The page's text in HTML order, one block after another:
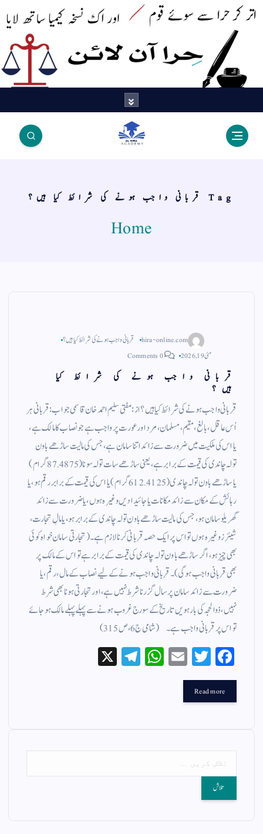
اک نسخہ کیمیا ساتھ لایا
Tag قربانی واجب ہونے کی شرائط کیا ہیں؟
Home
hira-online.com
قربانی واجب ہونے کی شرائط کیا ہیں؟
مئی 19, 2026
0 Comments
قربانی واجب ہونے کی شرائط کیا
ہیں؟
قربانی واجب ہونے کی شرائط کیا ہیں؟ از : مفتی سلیم احمد خان قاسمی جواب:قربانی ہر
اُس عاقل ، بالغ ، مقیم، مسلمان، مرد اور عورت پر واجب ہے جو نصاب کا مالک ہے ،
یا اس کی ملکیت میں ضرورت سے زائد اتنا سامان ہے، جس کی مالیت ساڑھے باون
تولہ چاندی کی قیمت کے برابر ہے، یعنی ساڑھے سات تولہ سونا (87.4875گرام )
یا ساڑھے باون تولہ چاندی (612.4125گرام ) یا اس کی قیمت کے برابر رقم ہو ، یا
رہائش کے مکان سے زائد مکانات یا جائیدادیں وغیرہ ہوں، یا ضرورت سے زائد
گھریلو سامان ہو ، جس کی مالیت ساڑھے باون تولہ چاندی کے برابر ہو، یا مالِ تجارت،
شیئرز وغیرہ ہوں تو اس پر ایک حصہ قربانی کرنا لازم ہے ۔ (تجارتی سامان خواہ کوئی
بھی چیز ہو، اگر ساڑھے باون تولہ چاندی کی قیمت کے برابر ہے تو اس کے مالک پر
بھی قربانی واجب ہوگی)۔ قربانی واجب ہونے کے لیے نصاب کے مال ، رقم ، یا
ضرورت سے زائد سامان پر سال گزرنا شرط نہیں ہے، اور تجارتی ہونا بھی شرط
نہیں، ذوالحجہ کی بارہویں تاریخ کے سورج غروب ہونے سے پہلے پہلے مالک ہوجائے
تو اس پر قربانی واجب ہے۔ (شامی ج6،ص315)
Fa
ce
bo
ok
T
wi
r
E
m
W
ha
Te
le
Read more